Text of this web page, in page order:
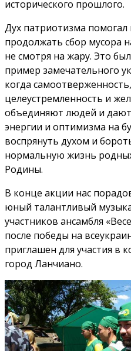
исторического прошлого.
Дух патриотизма
продолжать сбор мусора
не смотря на жару. Это
пример замечательного
когда
целеустремленность и
объединяют людей и
энергии и оптимизма на
воспрянуть духом и
нормальную жизнь
Родины.
В конце акции нас
юный талантливый
участников ансамбля
после победы на
приглашен для участия в
город Ланчиано.